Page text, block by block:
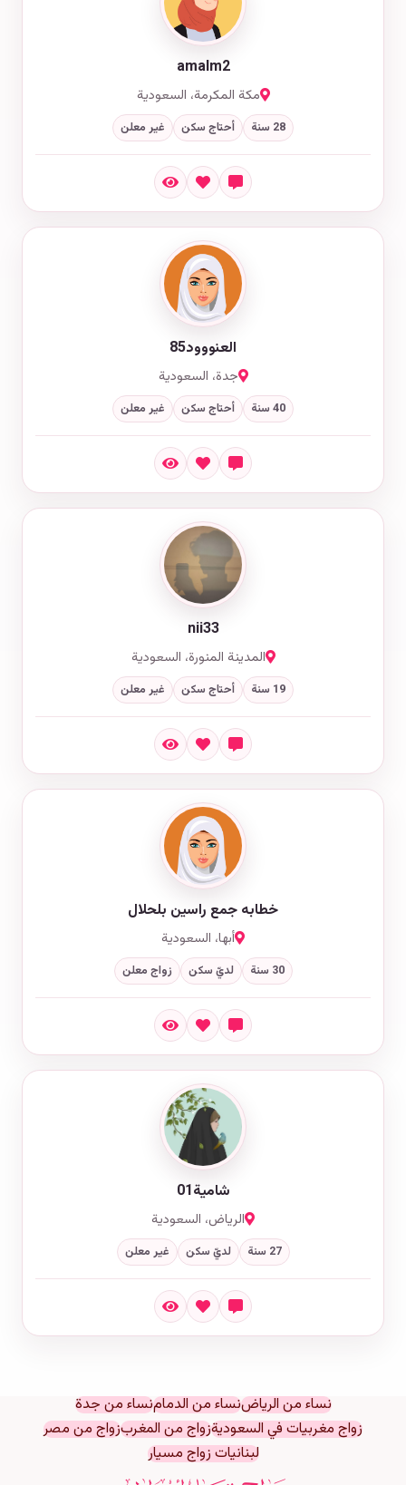
amalm2
مكة المكرمة، السعودية
28 سنة أحتاج سكن غير معلن
العنووود85
جدة، السعودية
40 سنة أحتاج سكن غير معلن
nii33
المدينة المنورة، السعودية
19 سنة أحتاج سكن غير معلن
خطابه جمع راسين بلحلال
أبها، السعودية
30 سنة لديّ سكن زواج معلن
شامية01
الرياض، السعودية
27 سنة لديّ سكن غير معلن
نساء من الرياضنساء من الدمامنساء من جدة
زواج مغربيات في السعوديةزواج من المغربزواج من مصر
لبنانيات زواج مسيار